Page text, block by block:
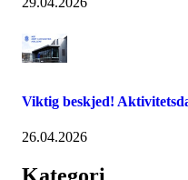
Viktig beskjed!
26.04.2026